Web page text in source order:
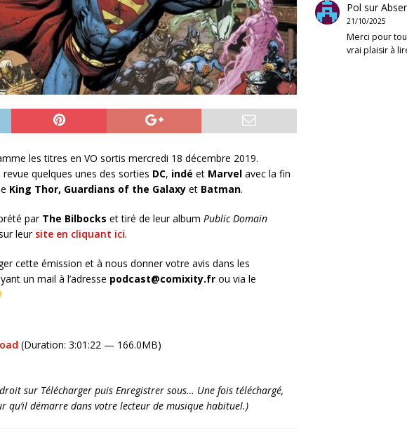
les titres en VO sortis mercredi 18 décembre 2019.
quelques unes des sorties DC, indé et Marvel avec la fin
King Thor, Guardians of the Galaxy et Batman.
par The Bilbocks et tiré de leur album Public Domain
leursite en cliquant ici.
cette émission et à nous donner votre avis dans les
un mail à l’adresse podcast@comixity.fr ou via le
(Duration: 3:01:22 — 166.0MB)
sur Télécharger puis Enregistrer sous… Une fois téléchargé,
qu’il démarre dans votre lecteur de musique habituel.)
Pol sur
21/10/2025
Merci pour
vrai plaisir à